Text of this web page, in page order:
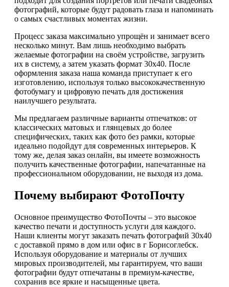
фотографий, которые будут радовать глаза и напоминать
о самых счастливых моментах жизни.
Процесс заказа максимально упрощён и занимает всего
несколько минут. Вам лишь необходимо выбрать
желаемые фотографии на своём устройстве, загрузить
их в систему, а затем указать формат 30х40. После
оформления заказа наша команда приступает к его
изготовлению, используя только высококачественную
фотобумагу и цифровую печать для достижения
наилучшего результата.
Мы предлагаем различные варианты отпечатков: от
классических матовых и глянцевых до более
специфических, таких как фото без рамки, которые
идеально подойдут для современных интерьеров. К
тому же, делая заказ онлайн, вы имеете возможность
получить качественные фотографии, напечатанные на
профессиональном оборудовании, не выходя из дома.
Почему выбирают ФотоПочту
Основное преимущество ФотоПочты – это высокое
качество печати и доступность услуги для каждого.
Наши клиенты могут заказать печать фотографий 30х40
с доставкой прямо в дом или офис в г Борисоглебск.
Используя оборудование и материалы от лучших
мировых производителей, мы гарантируем, что ваши
фотографии будут отпечатаны в премиум-качестве,
сохранив все яркие и насыщенные цвета.